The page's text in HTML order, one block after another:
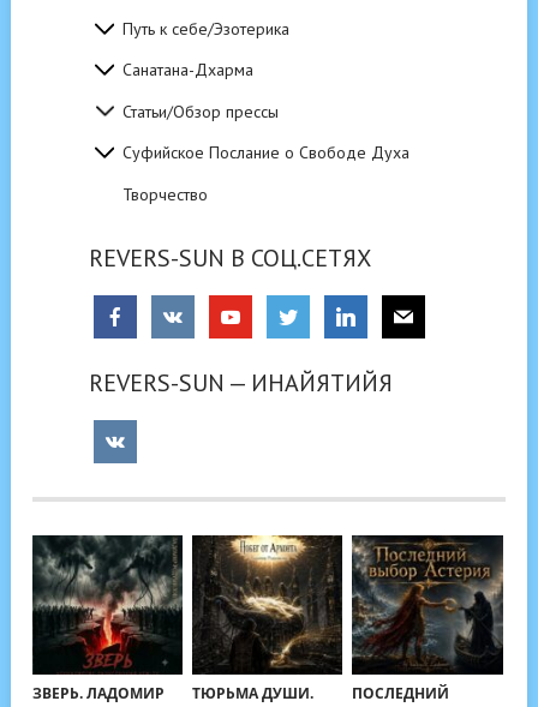
Путь к себе/Эзотерика
Санатана-Дхарма
Статьи/Обзор прессы
Суфийское Послание о Свободе Духа
Творчество
REVERS-SUN В СОЦ.СЕТЯХ
REVERS-SUN — ИНАЙЯТИЙЯ
ЗВЕРЬ. ЛАДОМИР
ТЮРЬМА ДУШИ.
ПОСЛЕДНИЙ